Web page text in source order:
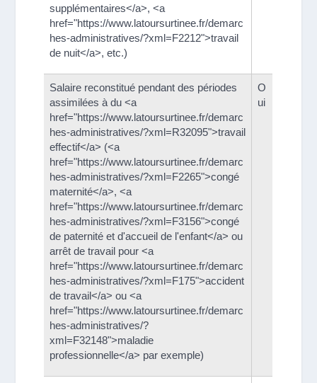
supplémentaires</a>, <a
href="https://www.latoursurtinee.fr/demarc
hes-administratives/?xml=F2212">travail
de nuit</a>, etc.)
Salaire reconstitué pendant des périodes
assimilées à du <a
href="https://www.latoursurtinee.fr/demarc
hes-administratives/?xml=R32095">travail
effectif</a> (<a
href="https://www.latoursurtinee.fr/demarc
hes-administratives/?xml=F2265">congé
maternité</a>, <a
href="https://www.latoursurtinee.fr/demarc
hes-administratives/?xml=F3156">congé
de paternité et d'accueil de l'enfant</a> ou
arrêt de travail pour <a
href="https://www.latoursurtinee.fr/demarc
hes-administratives/?xml=F175">accident
de travail</a> ou <a
href="https://www.latoursurtinee.fr/demarc
hes-administratives/?
xml=F32148">maladie
professionnelle</a> par exemple)
O
ui